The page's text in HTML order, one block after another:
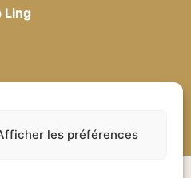
les préférences
Ling